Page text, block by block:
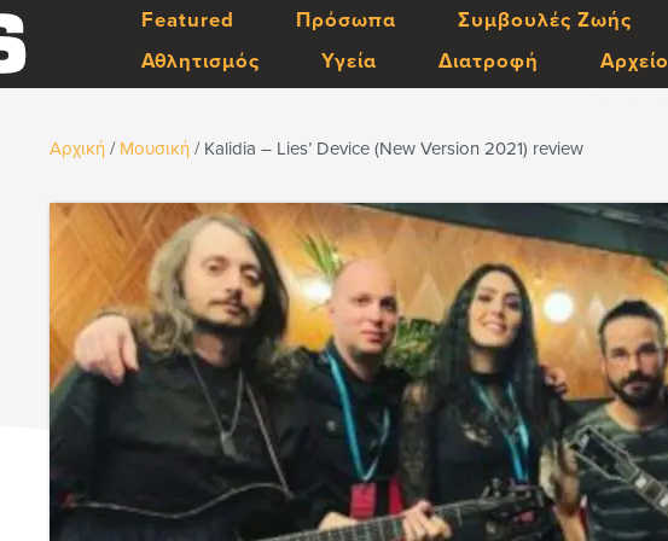
Featured Πρόσωπα Συμβουλές Ζωής
Αθλητισμός
Υγεία Διατροφή Αρχείο
Αρχική / Μουσική /Kalidia – Lies’ Device (New Version 2021) review